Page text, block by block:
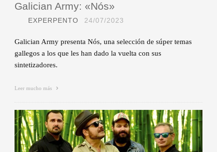
Galician Army: «Nós»
EXPERPENTO 24/07/2023
Galician Army presenta Nós, una selección de súper temas
gallegos a los que les han dado la vuelta con sus
sintetizadores.
Leer mucho más